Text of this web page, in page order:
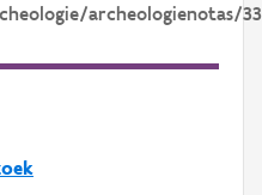
archeologienotas/